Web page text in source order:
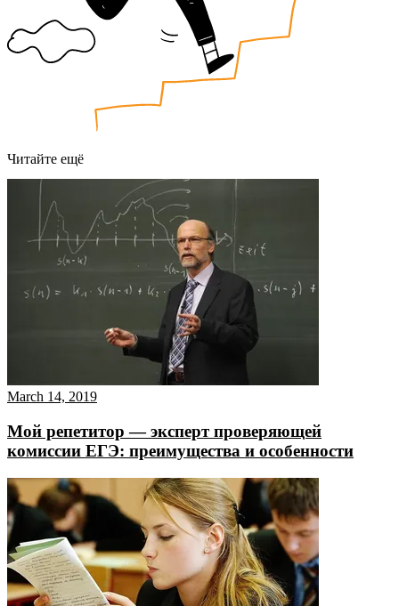
Читайте ещё
March 14, 2019
Мой репетитор — эксперт проверяющей
комиссии ЕГЭ: преимущества и особенности